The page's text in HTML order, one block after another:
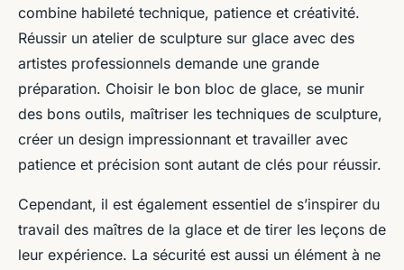
combine habileté technique, patience et créativité.
Réussir un atelier de sculpture sur glace avec des
artistes professionnels demande une grande
préparation. Choisir le bon bloc de glace, se munir
des bons outils, maîtriser les techniques de sculpture,
créer un design impressionnant et travailler avec
patience et précision sont autant de clés pour réussir.
Cependant, il est également essentiel de s’inspirer du
travail des maîtres de la glace et de tirer les leçons de
leur expérience. La sécurité est aussi un élément à ne